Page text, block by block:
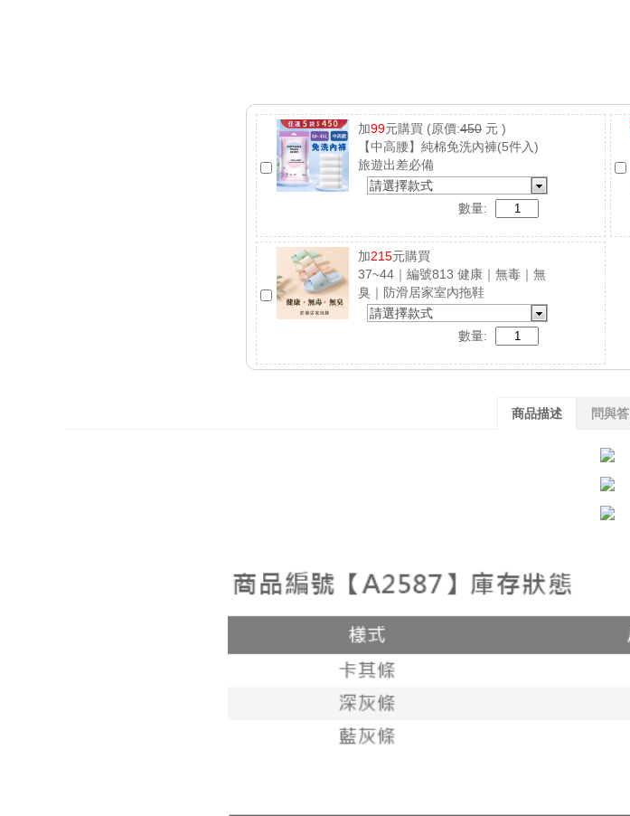
加99元購買 (原價:450 元 )
【中高腰】純棉免洗內褲(5件入)
旅遊出差必備
請選擇款式
數量:
加215元購買
37~44｜編號813 健康｜無毒｜無
臭｜防滑居家室內拖鞋
請選擇款式
數量:
商品描述 問與答